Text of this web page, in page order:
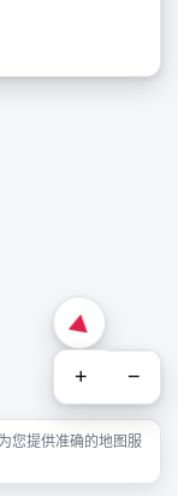
+ −
您提供准确的地图服